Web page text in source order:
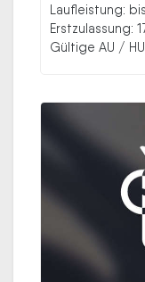
Laufleistung:
Erstzulassung:
Gültige AU /